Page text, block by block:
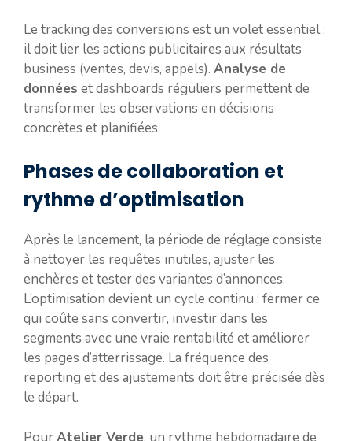
Le tracking des conversions est un volet essentiel :
il doit lier les actions publicitaires aux résultats
business (ventes, devis, appels). Analyse de
données et dashboards réguliers permettent de
transformer les observations en décisions
concrètes et planifiées.
Phases de collaboration et
rythme d’optimisation
Après le lancement, la période de réglage consiste
à nettoyer les requêtes inutiles, ajuster les
enchères et tester des variantes d’annonces.
L’optimisation devient un cycle continu : fermer ce
qui coûte sans convertir, investir dans les
segments avec une vraie rentabilité et améliorer
les pages d’atterrissage. La fréquence des
reporting et des ajustements doit être précisée dès
le départ.
PourAtelier Verde, un rythme hebdomadaire de